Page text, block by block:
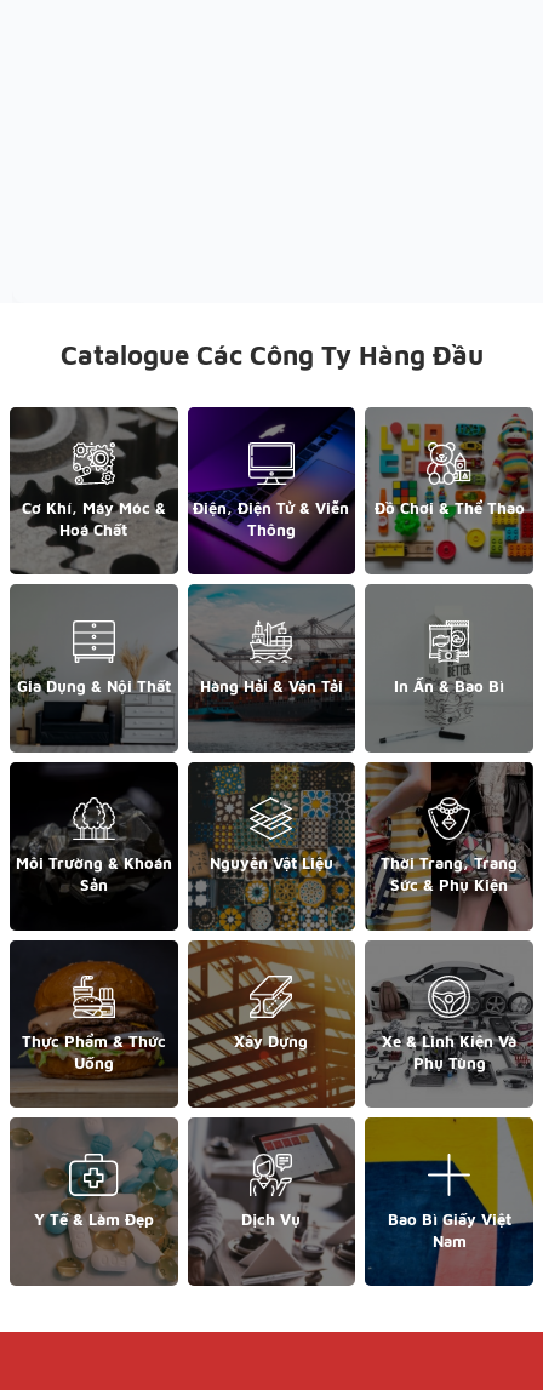
Catalogue Các Công Ty Hàng Đầu
Cơ Khí, Máy Móc &
Hoá Chất
Điện, Điện Tử & Viễn
Thông
Đồ Chơi & Thể Thao
Gia Dụng & Nội Thất Hàng Hải & Vận Tải In Ấn & Bao Bì
Môi Trường & Khoán
Sản
Nguyên Vật Liệu
Thời Trang, Trang
Sức & Phụ Kiện
Thực Phẩm & Thức
Uống
Xây Dựng
Xe & Linh Kiện Và
Phụ Tùng
Y Tế & Làm Đẹp Dịch Vụ
Bao Bì Giấy Việt
Nam